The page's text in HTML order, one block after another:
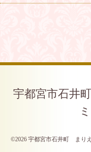
宇都宮市石井
©2026 宇都宮市石井町 まり